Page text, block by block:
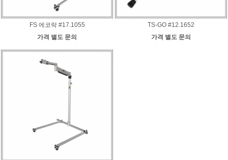
FS 에코락 #17.1055
가격 별도 문의
TS-GO #12.1652
가격 별도 문의